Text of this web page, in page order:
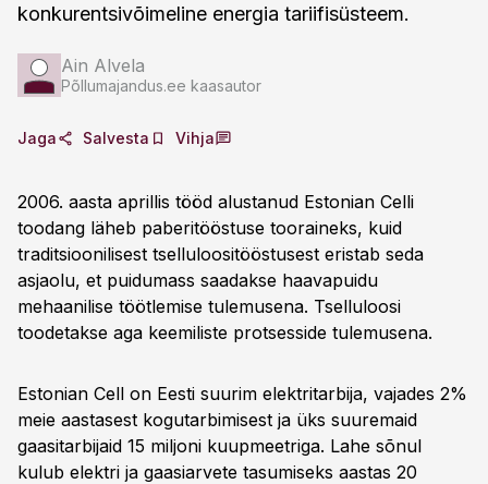
konkurentsivõimeline energia tariifisüsteem.
Ain Alvela
Põllumajandus.ee kaasautor
Jaga Salvesta Vihja
2006. aasta aprillis tööd alustanud Estonian Celli
toodang läheb paberitööstuse tooraineks, kuid
traditsioonilisest tselluloositööstusest eristab seda
asjaolu, et puidumass saadakse haavapuidu
mehaanilise töötlemise tulemusena. Tselluloosi
toodetakse aga keemiliste protsesside tulemusena.
Estonian Cell on Eesti suurim elektritarbija, vajades 2%
meie aastasest kogutarbimisest ja üks suuremaid
gaasitarbijaid 15 miljoni kuupmeetriga. Lahe sõnul
kulub elektri ja gaasiarvete tasumiseks aastas 20